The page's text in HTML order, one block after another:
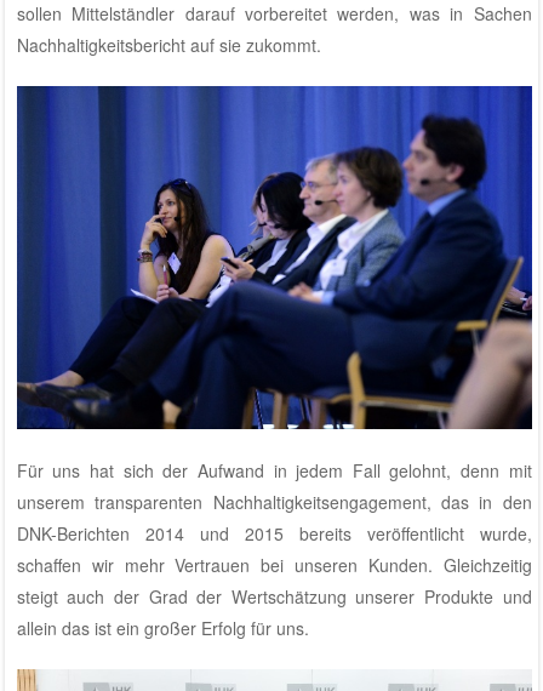
sollen Mittelständler darauf vorbereitet werden, was in Sachen
Nachhaltigkeitsbericht auf sie zukommt.
Für uns hat sich der Aufwand in jedem Fall gelohnt, denn mit
unserem transparenten Nachhaltigkeitsengagement, das in den
DNK-Berichten 2014 und 2015 bereits veröffentlicht wurde,
schaffen wir mehr Vertrauen bei unseren Kunden. Gleichzeitig
steigt auch der Grad der Wertschätzung unserer Produkte und
allein das ist ein großer Erfolg für uns.